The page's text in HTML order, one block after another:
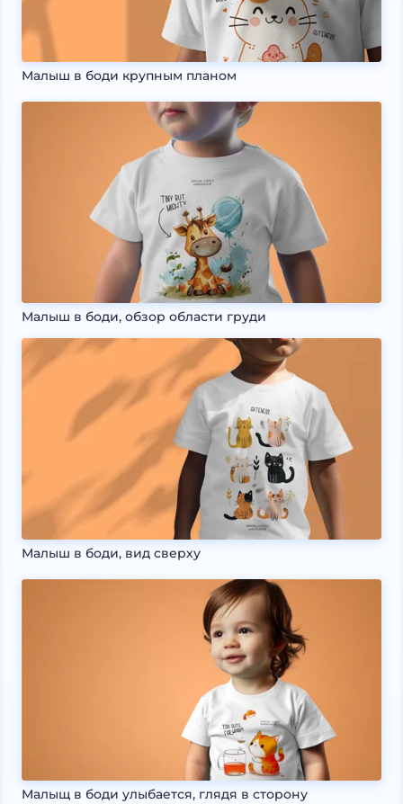
Малыш в боди крупным планом
Малыш в боди, обзор области груди
Малыш в боди, вид сверху
Малыщ в боди улыбается, глядя в сторону